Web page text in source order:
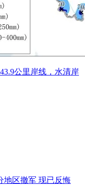
公里岸线，水清岸
地区撤军 现已反悔